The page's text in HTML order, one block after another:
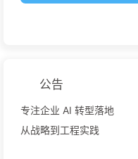
公告
专注企业 AI 转型落地
从战略到工程实践